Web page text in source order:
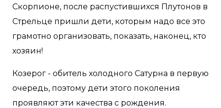
Скорпионе, после распустившихся Плутонов в
Стрельце пришли дети, которым надо все это
грамотно организовать, показать, наконец, кто
хозяин!
Козерог - обитель холодного Сатурна в первую
очередь, поэтому дети этого поколения
проявляют эти качества с рождения.